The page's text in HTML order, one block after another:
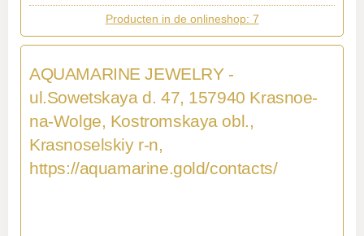
Producten in de onlineshop: 7
AQUAMARINE JEWELRY -
ul.Sowetskaya d. 47, 157940 Krasnoe-
na-Wolge, Kostromskaya obl.,
Krasnoselskiy r-n,
https://aquamarine.gold/contacts/